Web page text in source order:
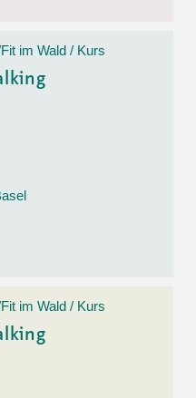
im Wald / Kurs
im Wald / Kurs